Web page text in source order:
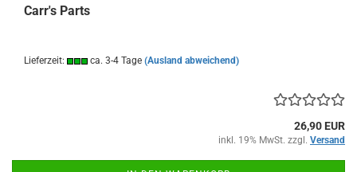
Carr's Parts
Lieferzeit: ca. 3-4 Tage (Ausland abweichend)
26,90 EUR
inkl. 19% MwSt. zzgl. Versand